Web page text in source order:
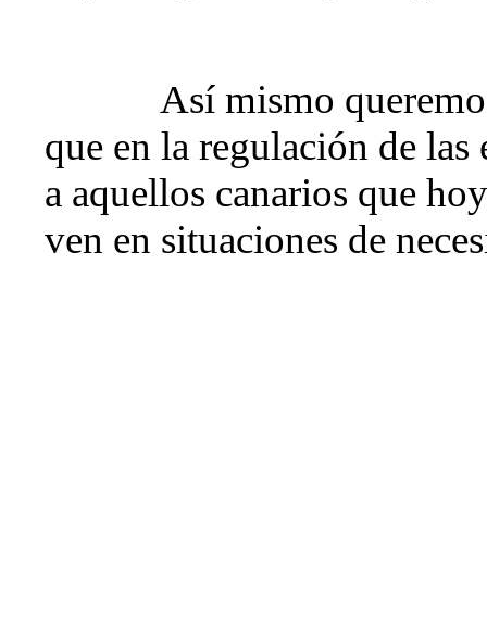
Así mismo
que en la regulación de las
a aquellos canarios que
ven en situaciones de